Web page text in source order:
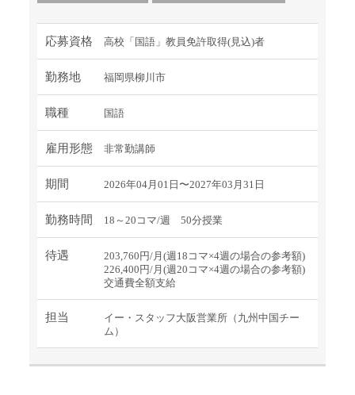
応募資格 高校「国語」教員免許取得(見込)者
勤務地 福岡県柳川市
職種 国語
雇用形態 非常勤講師
期間 2026年04月01日〜2027年03月31日
勤務時間 18～20コマ/週 50分授業
待遇
203,760円/月(週18コマ×4週の場合の参考額)
226,400円/月(週20コマ×4週の場合の参考額)
交通費全額支給
担当
イー・スタッフ大阪営業所（九州中国チー
ム）